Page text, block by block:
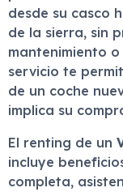
desde su casco
de la sierra, sin
mantenimiento
servicio te
de un coche
implica su
El renting de un
incluye
completa,